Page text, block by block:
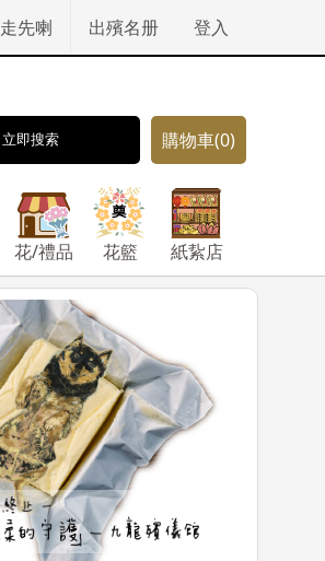
走先喇 出殯名册 登入
立即搜索 購物車(0)
花/禮品 花籃 紙紥店